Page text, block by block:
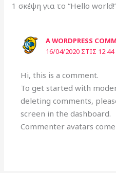
1 σκέψη για το “Hello
A WORDPRESS
16/04/2020 ΣΤΙΣ 12:44
Hi, this is a comment.
To get started with
deleting comments,
screen in the dashboard.
Commenter avatars